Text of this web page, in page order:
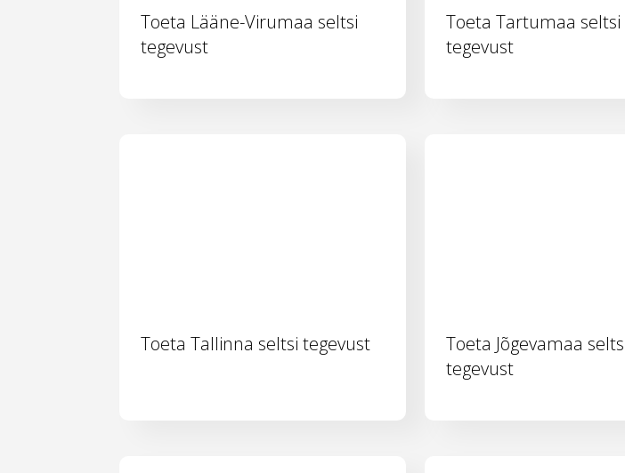
Toeta Lääne-Virumaa seltsi
tegevust
Toeta Tartumaa seltsi
tegevust
Toeta Tallinna seltsi tegevust
Toeta Jõgevamaa
tegevust